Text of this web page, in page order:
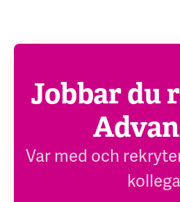
Jobbar du
Var med och